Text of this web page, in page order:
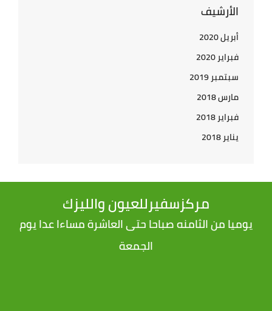
الأرشيف
أبريل 2020
فبراير 2020
سبتمبر 2019
مارس 2018
فبراير 2018
يناير 2018
مركزسفيرللعيون والليزك
يوميا من الثامنه صباحا حتى العاشرة مساءا عدا يوم
الجمعة